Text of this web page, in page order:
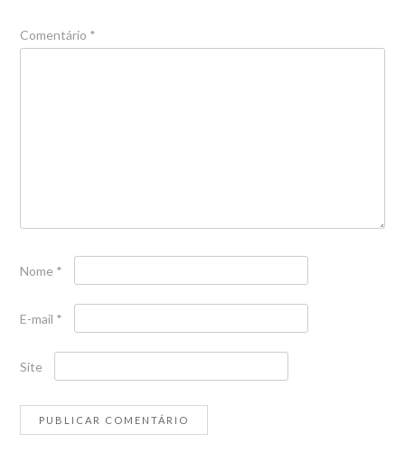
Comentário *
Nome *
E-mail *
Site